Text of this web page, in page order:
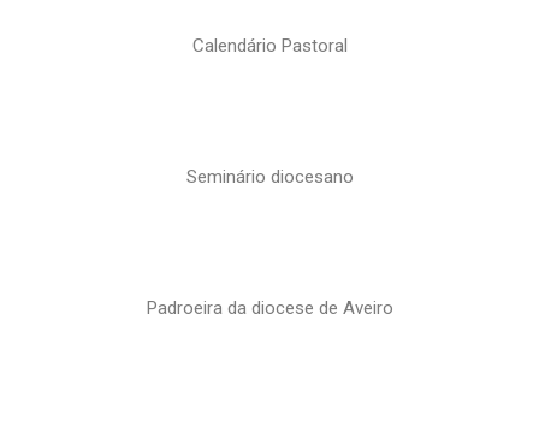
Calendário Pastoral
Seminário diocesano
Padroeira da diocese de Aveiro